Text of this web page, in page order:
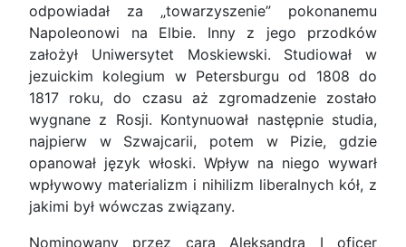
odpowiadał za „towarzyszenie” pokonanemu
Napoleonowi na Elbie. Inny z jego przodków
założył Uniwersytet Moskiewski. Studiował w
jezuickim kolegium w Petersburgu od 1808 do
1817 roku, do czasu aż zgromadzenie zostało
wygnane z Rosji. Kontynuował następnie studia,
najpierw w Szwajcarii, potem w Pizie, gdzie
opanował język włoski. Wpływ na niego wywarł
wpływowy materializm i nihilizm liberalnych kół, z
jakimi był wówczas związany.
Nominowany przez cara Aleksandra I oficer